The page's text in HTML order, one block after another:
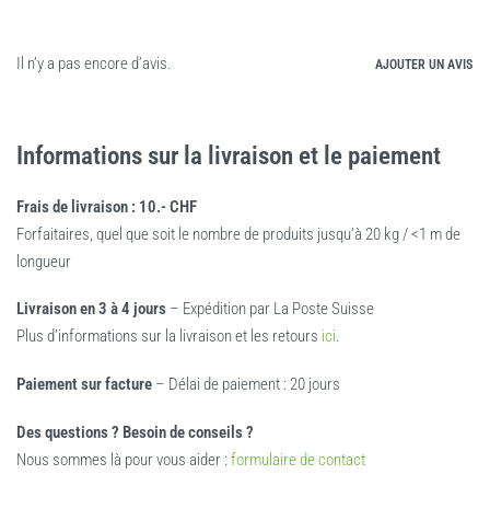
Il n’y a pas encore d’avis. AJOUTER UN AVIS
Informations sur la livraison et le paiement
Frais de livraison : 10.- CHF
Forfaitaires, quel que soit le nombre de produits jusqu’à 20 kg / <1 m de
longueur
Livraison en 3 à 4 jours – Expédition par La Poste Suisse
Plus d’informations sur la livraison et les retours ici.
Paiement sur facture – Délai de paiement : 20 jours
Des questions ? Besoin de conseils ?
Nous sommes là pour vous aider : formulaire de contact